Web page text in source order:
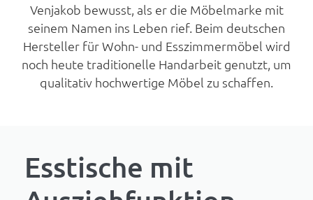
Venjakob bewusst, als er die Möbelmarke mit
seinem Namen ins Leben rief. Beim deutschen
Hersteller für Wohn- und Esszimmermöbel wird
noch heute traditionelle Handarbeit genutzt, um
qualitativ hochwertige Möbel zu schaffen.
Esstische mit